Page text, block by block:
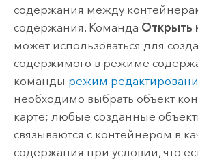
содержания между
содержания. Команда Открыть
может использоваться для
содержимого в режиме
команды режим
необходимо выбрать объект
карте; любые созданные
связываются с контейнером в
содержания при условии, что